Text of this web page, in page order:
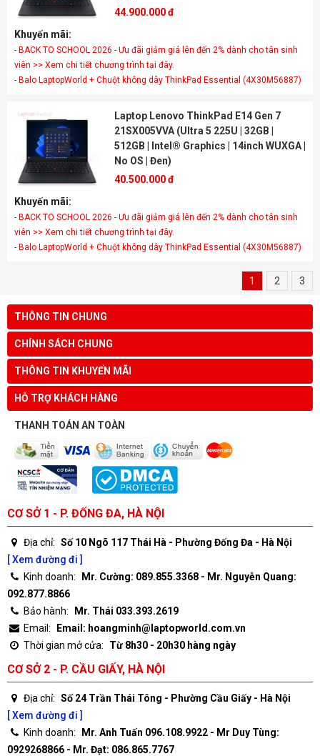
44.900.000 đ
Khuyến mãi:
- BACK TO SCHOOL 2026 - Ưu đãi giảm giá lên đến 2% dành cho tân sinh
viên >> Xem chi tiết chương trình tại đây.
- Balo LaptopWorld + Chuột không dây ThinkPad Essential (4X30M56887)
Laptop Lenovo ThinkPad E14 Gen 7
21SX005VVA (Ultra 5 225U | 32GB |
512GB | Intel® Graphics | 14inch WUXGA |
No OS | Đen)
40.500.000 đ
Khuyến mãi:
- BACK TO SCHOOL 2026 - Ưu đãi giảm giá lên đến 2% dành cho tân sinh
viên >> Xem chi tiết chương trình tại đây.
- Balo LaptopWorld + Chuột không dây ThinkPad Essential (4X30M56887)
1 2 3
THÔNG TIN CHUNG
CHÍNH SÁCH CHUNG
THÔNG TIN KHUYẾN MÃI
HỖ TRỢ KHÁCH HÀNG
THANH TOÁN AN TOÀN
CƠ SỞ 1 - P. ĐỐNG ĐA, HÀ NỘI
Địa chỉ: Số 10 Ngõ 117 Thái Hà - Phường Đống Đa - Hà Nội
[ Xem đường đi ]
Kinh doanh:
Mr. Cường: 089.855.3368 - Mr. Nguyễn Quang:
092.877.8866
Bảo hành:
Mr. Thái 033.393.2619
Email:
Email: hoangminh@laptopworld.com.vn
Thời gian mở cửa:
Từ 8h30 - 20h30 hàng ngày
CƠ SỞ 2 - P. CẦU GIẤY, HÀ NỘI
Địa chỉ: Số 24 Trần Thái Tông - Phường Cầu Giấy - Hà Nội
[ Xem đường đi ]
Kinh doanh:
Mr. Anh Tuấn 096.108.9922 - Mr Duy Tùng:
0929268866 - Mr. Đạt: 086.865.7767